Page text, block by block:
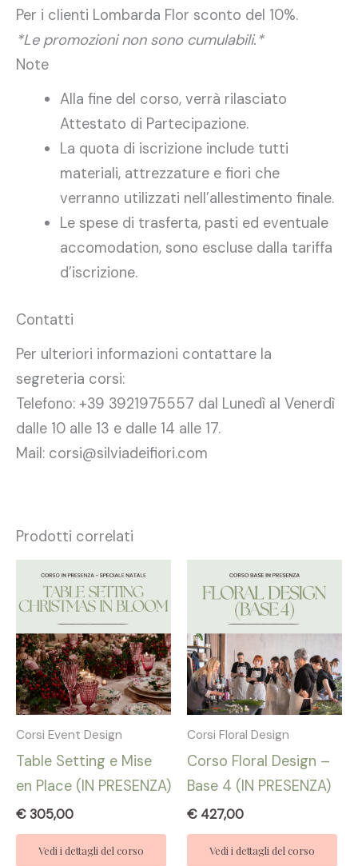
Per i clienti Lombarda Flor sconto del 10%.
*Le promozioni non sono cumulabili.*
Note
Alla fine del corso, verrà rilasciato
Attestato di Partecipazione.
La quota di iscrizione include tutti
materiali, attrezzature e fiori che
verranno utilizzati nell’allestimento finale.
Le spese di trasferta, pasti ed eventuale
accomodation, sono escluse dalla tariffa
d’iscrizione.
Contatti
Per ulteriori informazioni contattare la
segreteria corsi:
Telefono: +39 3921975557 dal Lunedì al Venerdì
dalle 10 alle 13 e dalle 14 alle 17.
Mail: corsi@silviadeifiori.com
Prodotti correlati
Corsi Event Design
Table Setting e Mise
en Place (IN PRESENZA)
€305,00
Vedi i dettagli del corso
Corsi Floral Design
Corso Floral Design –
Base 4 (IN PRESENZA)
€ 427,00
Vedi i dettagli del corso